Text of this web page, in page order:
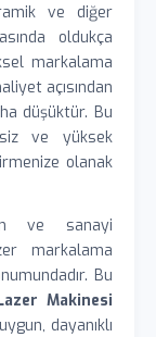
ve diğer
oldukça
markalama
açısından
düşüktür. Bu
ve yüksek
olanak
ve sanayi
markalama
Bu
Makinesi
dayanıklı